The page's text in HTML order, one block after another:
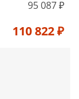
95 087 ₽
110 822 ₽